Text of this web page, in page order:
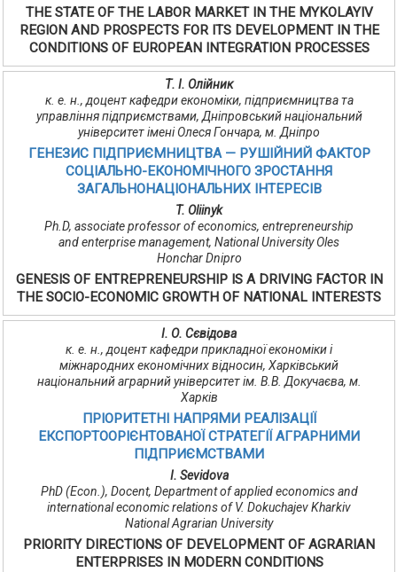
THE STATE OF THE LABOR MARKET IN THE MYKOLAYIV
REGION AND PROSPECTS FOR ITS DEVELOPMENT IN THE
CONDITIONS OF EUROPEAN INTEGRATION PROCESSES
Т. І. Олійник
к. е. н., доцент кафедри економіки, підприємництва та
управління підприємствами, Дніпровський національний
університет імені Олеся Гончара, м. Дніпро
ГЕНЕЗИС ПІДПРИЄМНИЦТВА — РУШІЙНИЙ ФАКТОР
СОЦІАЛЬНО-ЕКОНОМІЧНОГО ЗРОСТАННЯ
ЗАГАЛЬНОНАЦІОНАЛЬНИХ ІНТЕРЕСІВ
T. Oliinyk
Ph.D, associate professor of economics, entrepreneurship
and enterprise management, National University Oles
Honchar Dnipro
GENESIS OF ENTREPRENEURSHIP IS A DRIVING FACTOR IN
THE SOCIO-ECONOMIC GROWTH OF NATIONAL INTERESTS
І. О. Сєвідова
к. е. н., доцент кафедри прикладної економіки і
міжнародних економічних відносин, Харківський
національний аграрний університет ім. В.В. Докучаєва, м.
Харків
ПРІОРИТЕТНІ НАПРЯМИ РЕАЛІЗАЦІЇ
ЕКСПОРТООРІЄНТОВАНОЇ СТРАТЕГІЇ АГРАРНИМИ
ПІДПРИЄМСТВАМИ
I. Sevidova
PhD (Econ.), Docent, Department of applied economics and
international economic relations of V. Dokuchajev Kharkiv
National Agrarian University
PRIORITY DIRECTIONS OF DEVELOPMENT OF AGRARIAN
ENTERPRISES IN MODERN CONDITIONS